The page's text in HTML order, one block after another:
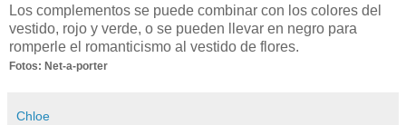
Los complementos se puede combinar con los colores del
vestido, rojo y verde, o se pueden llevar en negro para
romperle el romanticismo al vestido de flores.
Fotos: Net-a-porter
Chloe